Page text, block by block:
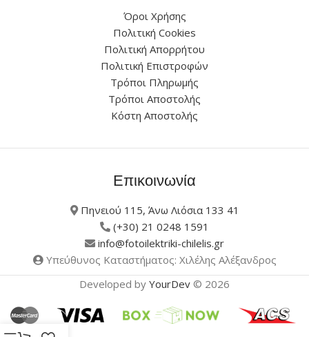
Όροι Χρήσης
Πολιτική Cookies
Πολιτική Απορρήτου
Πολιτική Επιστροφών
Τρόποι Πληρωμής
Τρόποι Αποστολής
Κόστη Αποστολής
Επικοινωνία
Πηνειού 115, Άνω Λιόσια 133 41
(+30) 21 0248 1591
info@fotoilektriki-chilelis.gr
Υπεύθυνος Καταστήματος: Χιλέλης Αλέξανδρος
Developed by YourDev © 2026